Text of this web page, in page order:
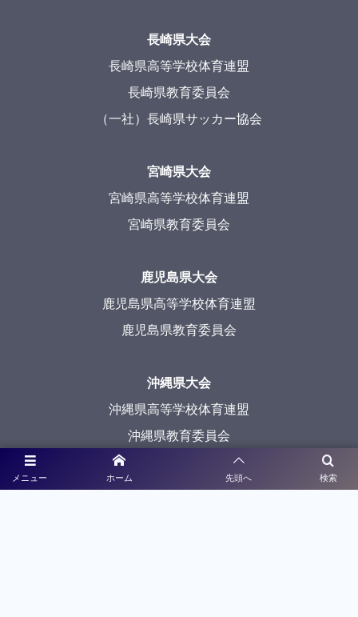
メニュー 検索
ホーム 先頭へ
長崎県大会
長崎県高等学校体育連盟
長崎県教育委員会
（一社）長崎県サッカー協会
宮崎県大会
宮崎県高等学校体育連盟
宮崎県教育委員会
鹿児島県大会
鹿児島県高等学校体育連盟
鹿児島県教育委員会
沖縄県大会
沖縄県高等学校体育連盟
沖縄県教育委員会